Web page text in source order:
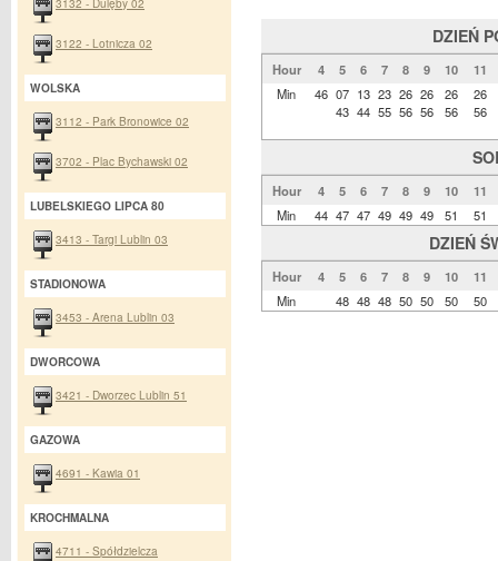
DZIEŃ
Hour 4 5 6 7 8 9 10
11
Min
46 07
43
13
44
23
55
26
56
26
56
26
56
26
56
Hour 4 5 6 7 8 9 10
11
Min
44 47 47 49 49 49 51 51
DZIEŃ
Hour 4 5 6 7 8 9 10
11
Min
48 48 48 50 50 50 50
3122 - Lotnicza 02
WOLSKA
3112 - Park Bronowice 02
3702 - Plac Bychawski 02
LUBELSKIEGO LIPCA 80
3413 - Targi Lublin 03
STADIONOWA
3453 - Arena Lublin 03
DWORCOWA
3421 - Dworzec Lublin 51
GAZOWA
4691 - Kawia 01
KROCHMALNA
4711 - Spółdzielcza